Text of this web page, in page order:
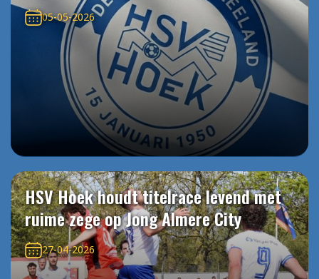
05-05-2026
HSV Hoek houdt titelrace levend met
ruime zege op Jong Almere City
27-04-2026